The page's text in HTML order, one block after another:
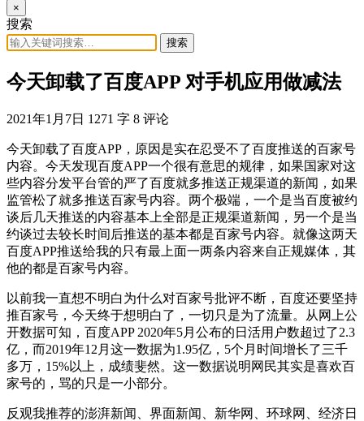
×
搜索
搜索
今天卸载了百度APP 对手机应用做减法
2021年1月7日 1271 字 8 评论
今天卸载了百度APP，原因是实在忍受不了百度推送的百家号
内容。今天发现百度APP一个很有意思的规律，如果国家对这
些内容分发平台管的严了百度就多推送正规渠道的新闻，如果
监管松了就多推送百家号内容。两个极端，一个是当百度被约
谈后几天推送的内容基本上全部是正规渠道新闻，另一个是当
约谈过去较长时间后推送的基本都是百家号内容。就像这两天
百度APP推送给我的只有最上面一两条内容来自正规媒体，其
他的都是百家号内容。
以前我一直想不明白为什么对百家号批评不断，百度还要坚持
推百家号，今天终于想明白了，一切只是为了流量。从网上公
开数据可知，百度APP 2020年5月公布的日活用户数超过了2.3
亿，而2019年12月这一数据为1.95亿，5个月时间增长了三千
多万，15%以上，成绩斐然。这一数据说明网民其实是喜欢百
家号的，骂的只是一小部分。
反观我推荐的澎湃新闻、界面新闻、新华网、环球网、经济日